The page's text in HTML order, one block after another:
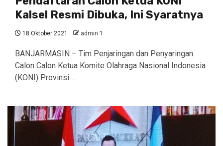
Kalsel Resmi Dibuka, Ini Syaratnya
18 Oktober 2021 admin 1
BANJARMASIN – Tim Penjaringan dan Penyaringan
Calon Calon Ketua Komite Olahraga Nasional Indonesia
(KONI) Provinsi…